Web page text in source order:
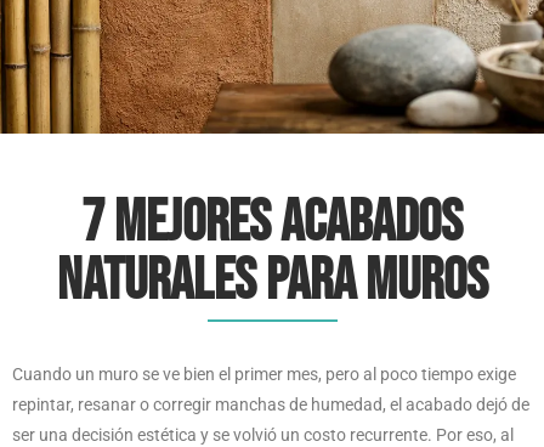
7 mejores acabados
naturales para muros
Cuando un muro se ve bien el primer mes, pero al poco tiempo exige
repintar, resanar o corregir manchas de humedad, el acabado dejó de
ser una decisión estética y se volvió un costo recurrente. Por eso, al